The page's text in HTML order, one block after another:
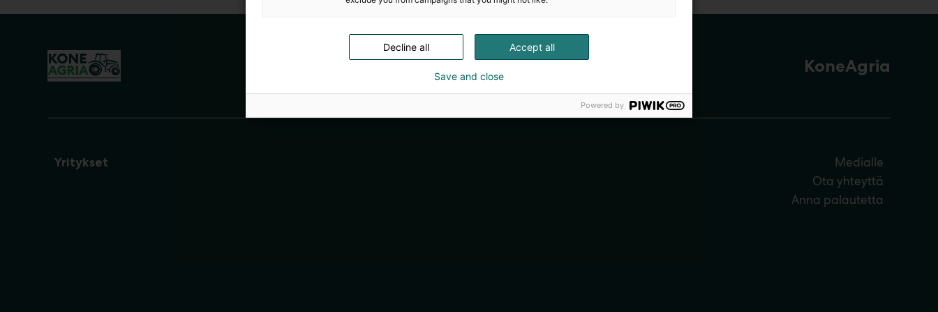
KoneAgria
Yritykset
Medialle
Ota yhteyttä
Anna palautetta
Accept all
Decline all
Save and close
Powered by